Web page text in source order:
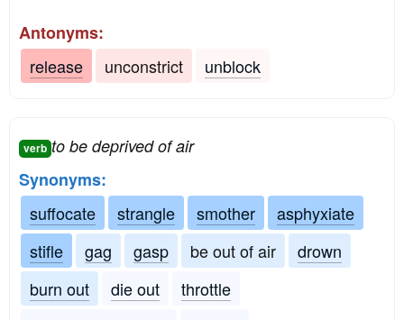
Antonyms:
release
unconstrict unblock
verb to be deprived of air
Synonyms:
suffocate
strangle smother
asphyxiate
stifle
gag gasp be out of air
drown
burn out
die out
throttle